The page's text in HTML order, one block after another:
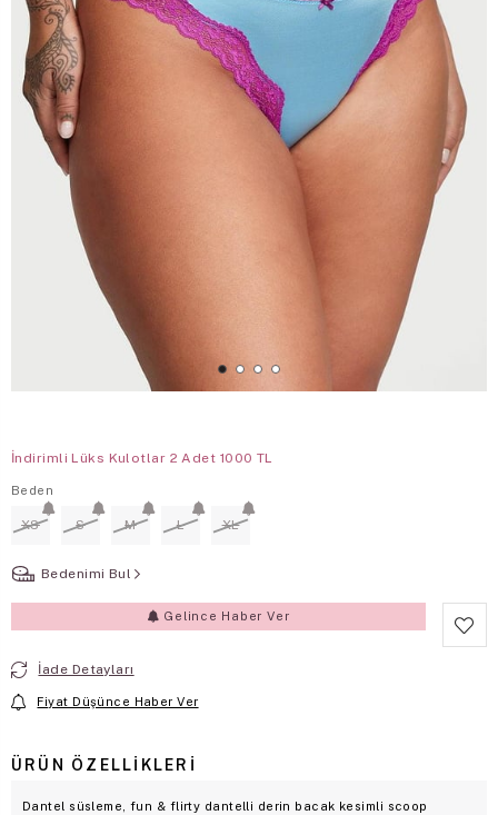
İndirimli Lüks Kulotlar 2 Adet 1000 TL
Beden
XS S M L XL
Bedenimi Bul
Gelince Haber Ver
İade Detayları
Fiyat Düşünce Haber Ver
ÜRÜN ÖZELLIKLERI
Dantel süsleme, fun & flirty dantelli derin bacak kesimli scoop